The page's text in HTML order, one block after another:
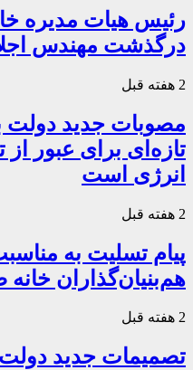
رئیس هیات مدیره
درگذشت مهندس
2 هفته قبل
مصوبات جدید دولت
تازه‌ای برای عبور
انرژی است
2 هفته قبل
پیام تسلیت به
هم‌بنیان‌گذاران
2 هفته قبل
تصمیمات جدید دولت